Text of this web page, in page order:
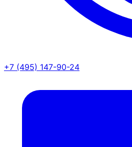
+7 (495) 147-90-24